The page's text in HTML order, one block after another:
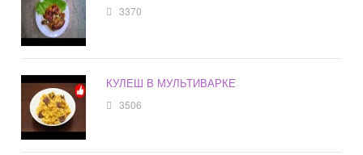
3370
КУЛЕШ В МУЛЬТИВАРКЕ
3506